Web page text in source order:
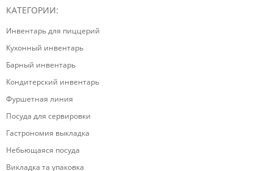
КАТЕГОРИИ:
Инвентарь для пиццерий
Кухонный инвентарь
Барный инвентарь
Кондитерский инвентарь
Фуршетная линия
Посуда для сервировки
Гастрономия выкладка
Небьющаяся посуда
Викладка та упаковка